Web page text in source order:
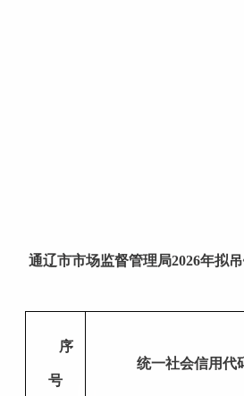
通辽市市场监督管理局2026年拟
序
号
统一社会信用代